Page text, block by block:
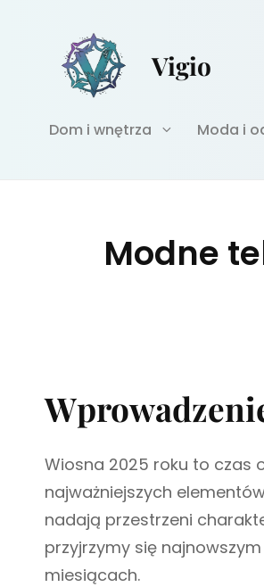
Vigio
Dom i wnętrza Moda i
Modne
Wiosna 2025 roku to czas
najważniejszych
nadają przestrzeni
przyjrzymy się
miesiącach.